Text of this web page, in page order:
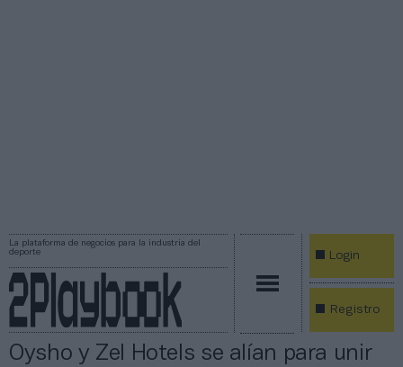
La plataforma de negocios para la industria del
deporte
Login
Registro
Oysho y Zel Hotels se alían para unir